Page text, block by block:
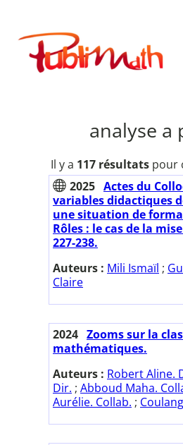
contenu
Publimath
analyse a
Il y a 117 résultats pour
2025 Actes du
variables didactiques
une situation de
Rôles : le cas de la
227-238.
Auteurs : Mili Ismaïl ;
Claire
2024 Zooms sur la
mathématiques.
Auteurs : Robert Aline.
Dir. ; Abboud Maha.
Aurélie. Collab. ;